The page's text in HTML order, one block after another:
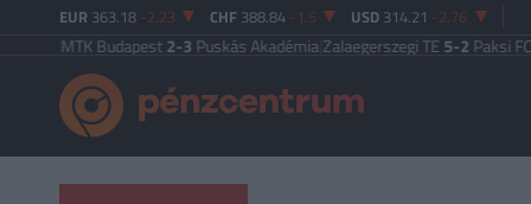
EUR 363.18 -2.23 CHF 388.84 -1.5 USD 314.21 -2.76
MTK Budapest2-3Puskás Akadémia|Zalaegerszegi TE5-2 Paksi FC|